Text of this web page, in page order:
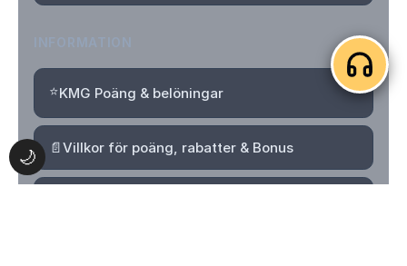
🌙
⭐KMG Poäng & belöningar
📄Villkor för poäng, rabatter & Bonus